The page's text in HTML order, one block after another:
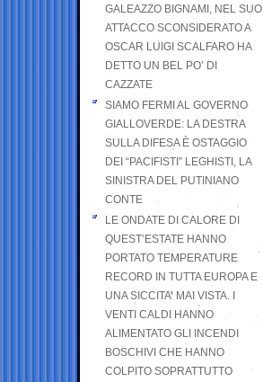
GALEAZZO BIGNAMI, NEL SUO
ATTACCO SCONSIDERATO A
OSCAR LUIGI SCALFARO HA
DETTO UN BEL PO’ DI
CAZZATE
SIAMO FERMI AL GOVERNO
GIALLOVERDE: LA DESTRA
SULLA DIFESA È OSTAGGIO
DEI “PACIFISTI” LEGHISTI, LA
SINISTRA DEL PUTINIANO
CONTE
LE ONDATE DI CALORE DI
QUEST’ESTATE HANNO
PORTATO TEMPERATURE
RECORD IN TUTTA EUROPA E
UNA SICCITA’ MAI VISTA. I
VENTI CALDI HANNO
ALIMENTATO GLI INCENDI
BOSCHIVI CHE HANNO
COLPITO SOPRATTUTTO